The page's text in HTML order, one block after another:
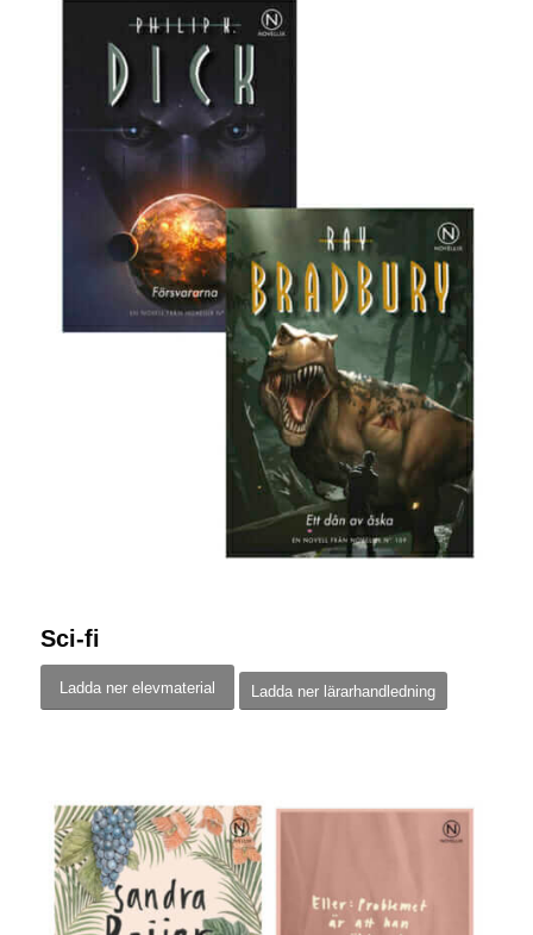
Sci-fi
Ladda ner elevmaterial Ladda ner lärarhandledning